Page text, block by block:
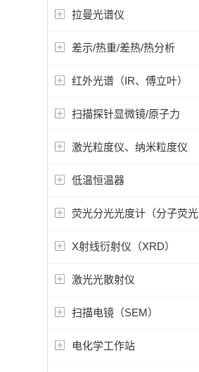
拉曼光谱仪
差示/热重/差热/热分析
红外光谱（IR、傅立叶）
扫描探针显微镜/原子力
激光粒度仪、纳米粒度仪
低温恒温器
荧光分光光度计（分子荧光
X射线衍射仪（XRD）
激光光散射仪
扫描电镜（SEM）
电化学工作站